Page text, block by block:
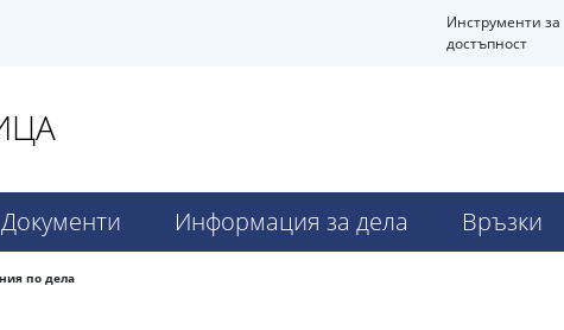
Инструменти за
достъпност
Документи Информация за дела Връзки
по дела